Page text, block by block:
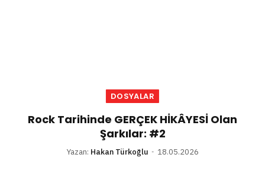
DOSYALAR
Rock Tarihinde GERÇEK HİKÂYESİ Olan
Şarkılar: #2
Yazan: Hakan Türkoğlu 18.05.2026